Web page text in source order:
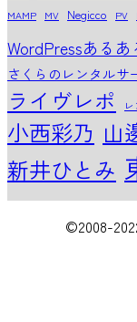
MAMP MV Negicco PV
WordPressあるあ
さくらのレンタルサ
ライヴレポ
小西彩乃 山
新井ひとみ
©2008-